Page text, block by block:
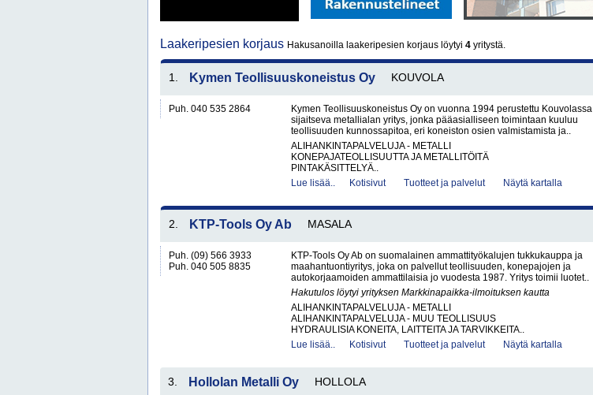
Laakeripesien korjaus Hakusanoilla laakeripesien korjaus löytyi 4 yritystä.
1. Kymen Teollisuuskoneistus Oy KOUVOLA
Puh. 040 535 2864
Kymen Teollisuuskoneistus Oy on vuonna 1994 perustettu Kouvolassa
sijaitseva metallialan yritys, jonka pääasialliseen toimintaan kuuluu
teollisuuden kunnossapitoa, eri koneiston osien valmistamista ja..
ALIHANKINTAPALVELUJA - METALLI
KONEPAJATEOLLISUUTTA JA METALLITÖITÄ
PINTAKÄSITTELYÄ..
Lue lisää..
Kotisivut Tuotteet ja palvelut Näytä kartalla
2. KTP-Tools Oy Ab MASALA
Puh. (09) 566 3933
Puh. 040 505 8835
KTP-Tools Oy Ab on suomalainen ammattityökalujen tukkukauppa ja
maahantuontiyritys, joka on palvellut teollisuuden, konepajojen ja
autokorjaamoiden ammattilaisia jo vuodesta 1987. Yritys toimii luotet..
Hakutulos löytyi yrityksen Markkinapaikka-ilmoituksen kautta
ALIHANKINTAPALVELUJA - METALLI
ALIHANKINTAPALVELUJA - MUU TEOLLISUUS
HYDRAULISIA KONEITA, LAITTEITA JA TARVIKKEITA..
Lue lisää..
Kotisivut Tuotteet ja palvelut Näytä kartalla
3. Hollolan Metalli Oy HOLLOLA